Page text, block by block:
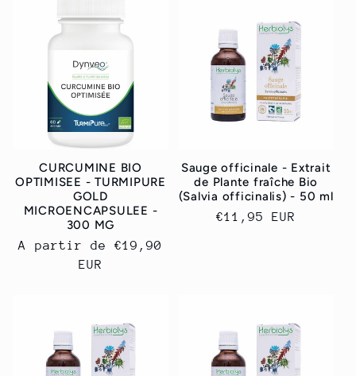
CURCUMINE BIO
OPTIMISEE - TURMIPURE
GOLD
MICROENCAPSULEE -
300 MG
Prix
A partir de€19,90
EUR
Sauge officinale - Extrait
de Plante fraîche Bio
(Salvia officinalis) - 50 ml
Prix
€11,95 EUR